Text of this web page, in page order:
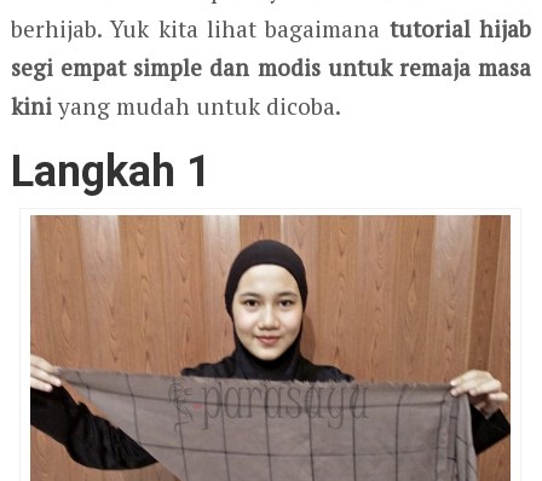
berhijab. Yuk kita lihat bagaimana tutorial hijab
segi empat simple dan modis untuk remaja masa
kiniyangmudah untuk dicoba.
Langkah 1